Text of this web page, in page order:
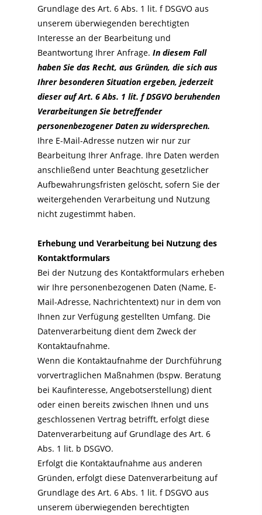
Grundlage des Art. 6 Abs. 1 lit. f DSGVO aus
unserem überwiegenden berechtigten
Interesse an der Bearbeitung und
Beantwortung Ihrer Anfrage. In diesem Fall
haben Sie das Recht, aus Gründen, die sich aus
Ihrer besonderen Situation ergeben, jederzeit
dieser auf Art. 6 Abs. 1 lit. f DSGVO beruhenden
Verarbeitungen Sie betreffender
personenbezogener Daten zu widersprechen.
Ihre E-Mail-Adresse nutzen wir nur zur
Bearbeitung Ihrer Anfrage. Ihre Daten werden
anschließend unter Beachtung gesetzlicher
Aufbewahrungsfristen gelöscht, sofern Sie der
weitergehenden Verarbeitung und Nutzung
nicht zugestimmt haben.
Erhebung und Verarbeitung bei Nutzung des
Kontaktformulars
Bei der Nutzung des Kontaktformulars erheben
wir Ihre personenbezogenen Daten (Name, E-
Mail-Adresse, Nachrichtentext) nur in dem von
Ihnen zur Verfügung gestellten Umfang. Die
Datenverarbeitung dient dem Zweck der
Kontaktaufnahme.
Wenn die Kontaktaufnahme der Durchführung
vorvertraglichen Maßnahmen (bspw. Beratung
bei Kaufinteresse, Angebotserstellung) dient
oder einen bereits zwischen Ihnen und uns
geschlossenen Vertrag betrifft, erfolgt diese
Datenverarbeitung auf Grundlage des Art. 6
Abs. 1 lit. b DSGVO.
Erfolgt die Kontaktaufnahme aus anderen
Gründen, erfolgt diese Datenverarbeitung auf
Grundlage des Art. 6 Abs. 1 lit. f DSGVO aus
unserem überwiegenden berechtigten